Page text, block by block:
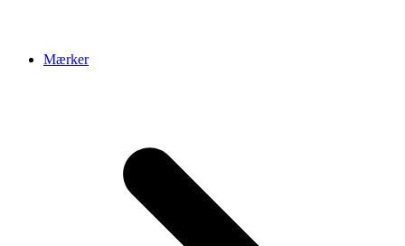
Mærker